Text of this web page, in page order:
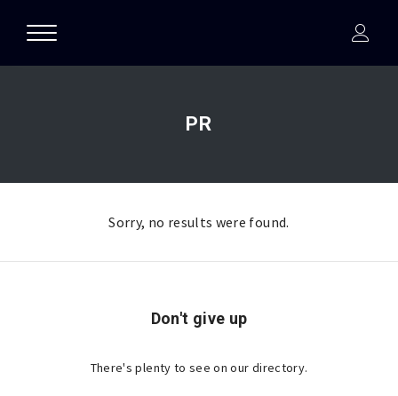
PR
Sorry, no results were found.
Don't give up
There's plenty to see on our directory.